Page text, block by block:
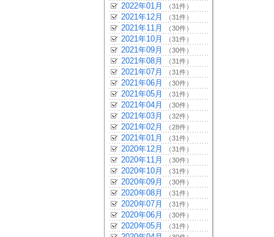
2022年01月 （31件）
2021年12月 （31件）
2021年11月 （30件）
2021年10月 （31件）
2021年09月 （30件）
2021年08月 （31件）
2021年07月 （31件）
2021年06月 （30件）
2021年05月 （31件）
2021年04月 （30件）
2021年03月 （32件）
2021年02月 （28件）
2021年01月 （31件）
2020年12月 （31件）
2020年11月 （30件）
2020年10月 （31件）
2020年09月 （30件）
2020年08月 （31件）
2020年07月 （31件）
2020年06月 （30件）
2020年05月 （31件）